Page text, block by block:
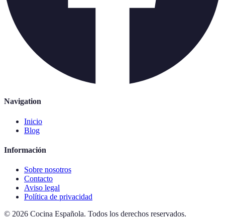
Navigation
Inicio
Blog
Información
Sobre nosotros
Contacto
Aviso legal
Política de privacidad
© 2026 Cocina Española. Todos los derechos reservados.